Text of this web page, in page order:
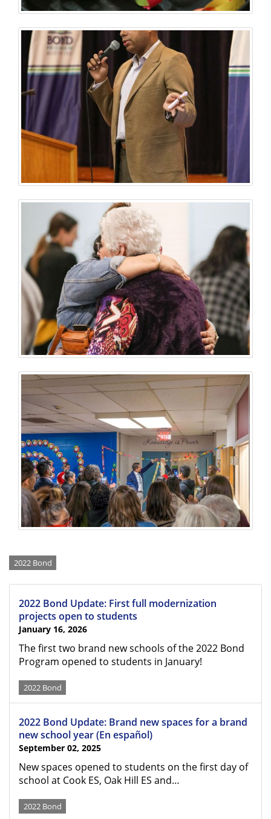
Categories
2022 Bond
2022 Bond Update: First full modernization
projects open to students
January 16, 2026
The first two brand new schools of the 2022 Bond
Program opened to students in January!
2022 Bond
2022 Bond Update: Brand new spaces for a brand
new school year (En español)
September 02, 2025
New spaces opened to students on the first day of
school at Cook ES, Oak Hill ES and…
2022 Bond